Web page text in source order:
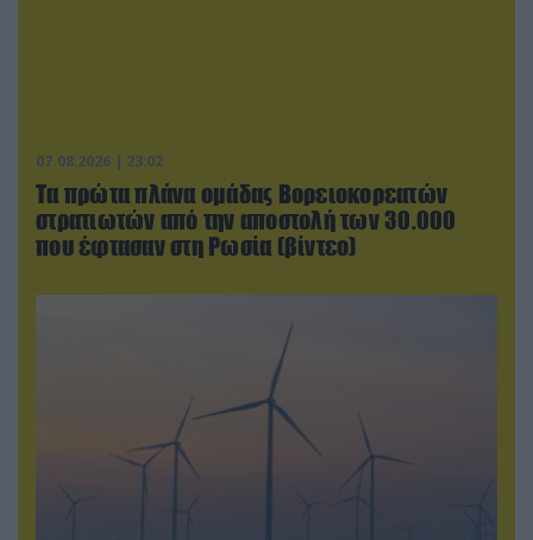
07.08.2026 | 23:02
Τα πρώτα πλάνα ομάδας Βορειοκορεατών
στρατιωτών από την αποστολή των 30.000
που έφτασαν στη Ρωσία (βίντεο)